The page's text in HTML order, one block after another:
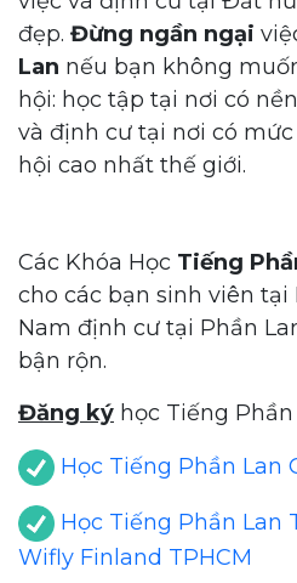
đẹp. Đừng ngần ngại
Lan nếu bạn không
hội: học tập tại nơi có
và định cư tại nơi có mức
hội cao nhất thế giới.
Các Khóa Học Tiếng
cho các bạn sinh viên
Nam định cư tại Phần
bận rộn.
Đăng ký học Tiếng
Học Tiếng Phần Lan
Học Tiếng Phần Lan
Wifly Finland TPHCM